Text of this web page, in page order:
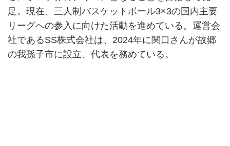
足。現在、三人制バスケットボール3×3の国内主要
リーグへの参入に向けた活動を進めている。運営会
社であるSS株式会社は、2024年に関口さんが故郷
の我孫子市に設立、代表を務めている。